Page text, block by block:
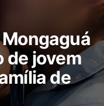
de jovem
de